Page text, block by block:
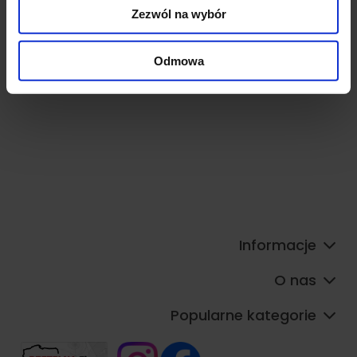
otrzymanymi od Ciebie lub uzyskanymi podczas
korzystania z ich usług.
Zezwól na wybór
Odmowa
Informacje
O nas
Popularne kategorie